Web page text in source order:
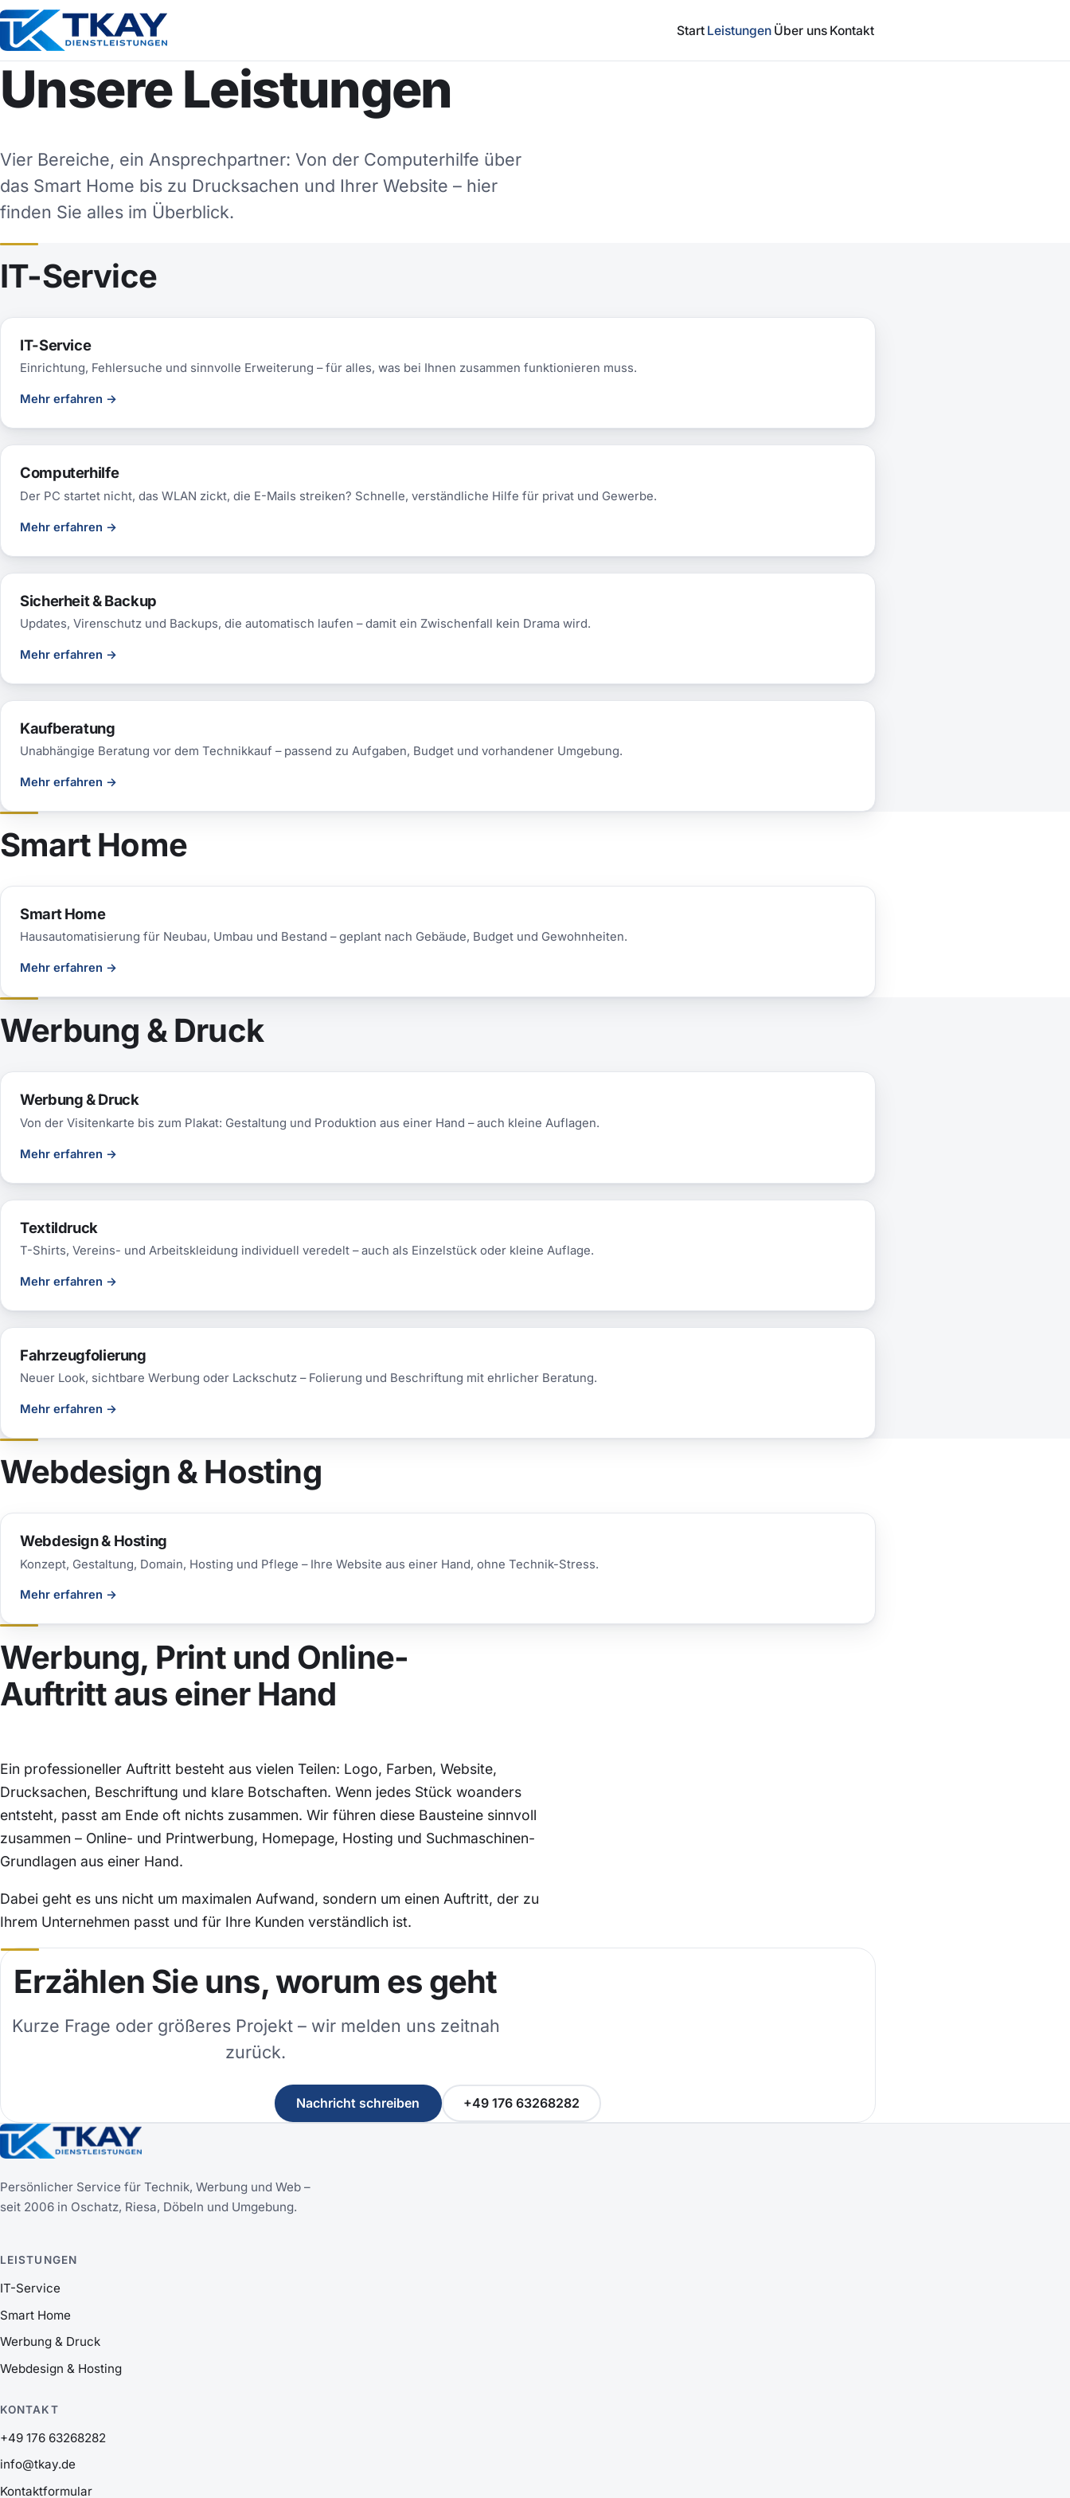
Start Leistungen Über uns Kontakt
Unsere Leistungen
Vier Bereiche, ein Ansprechpartner: Von der Computerhilfe über
das Smart Home bis zu Drucksachen und Ihrer Website – hier
finden Sie alles im Überblick.
IT-Service
IT-Service
Einrichtung, Fehlersuche und sinnvolle Erweiterung – für alles, was bei Ihnen zusammen funktionieren muss.
Mehr erfahren →
Computerhilfe
Der PC startet nicht, das WLAN zickt, die E-Mails streiken? Schnelle, verständliche Hilfe für privat und Gewerbe.
Mehr erfahren →
Sicherheit & Backup
Updates, Virenschutz und Backups, die automatisch laufen – damit ein Zwischenfall kein Drama wird.
Mehr erfahren →
Kaufberatung
Unabhängige Beratung vor dem Technikkauf – passend zu Aufgaben, Budget und vorhandener Umgebung.
Mehr erfahren →
Smart Home
Smart Home
Hausautomatisierung für Neubau, Umbau und Bestand – geplant nach Gebäude, Budget und Gewohnheiten.
Mehr erfahren →
Werbung & Druck
Werbung & Druck
Von der Visitenkarte bis zum Plakat: Gestaltung und Produktion aus einer Hand – auch kleine Auflagen.
Mehr erfahren →
Textildruck
T-Shirts, Vereins- und Arbeitskleidung individuell veredelt – auch als Einzelstück oder kleine Auflage.
Mehr erfahren →
Fahrzeugfolierung
Neuer Look, sichtbare Werbung oder Lackschutz – Folierung und Beschriftung mit ehrlicher Beratung.
Mehr erfahren →
Webdesign & Hosting
Webdesign & Hosting
Konzept, Gestaltung, Domain, Hosting und Pflege – Ihre Website aus einer Hand, ohne Technik-Stress.
Mehr erfahren →
Werbung, Print und Online-
Auftritt aus einer Hand
Ein professioneller Auftritt besteht aus vielen Teilen: Logo, Farben, Website,
Drucksachen, Beschriftung und klare Botschaften. Wenn jedes Stück woanders
entsteht, passt am Ende oft nichts zusammen. Wir führen diese Bausteine sinnvoll
zusammen – Online- und Printwerbung, Homepage, Hosting und Suchmaschinen-
Grundlagen aus einer Hand.
Dabei geht es uns nicht um maximalen Aufwand, sondern um einen Auftritt, der zu
Ihrem Unternehmen passt und für Ihre Kunden verständlich ist.
Erzählen Sie uns, worum es geht
Kurze Frage oder größeres Projekt – wir melden uns zeitnah
zurück.
Nachricht schreiben +49 176 63268282
Persönlicher Service für Technik, Werbung und Web –
seit 2006 in Oschatz, Riesa, Döbeln und Umgebung.
LEISTUNGEN
IT-Service
Smart Home
Werbung & Druck
Webdesign & Hosting
KONTAKT
+49 176 63268282
info@tkay.de
Kontaktformular